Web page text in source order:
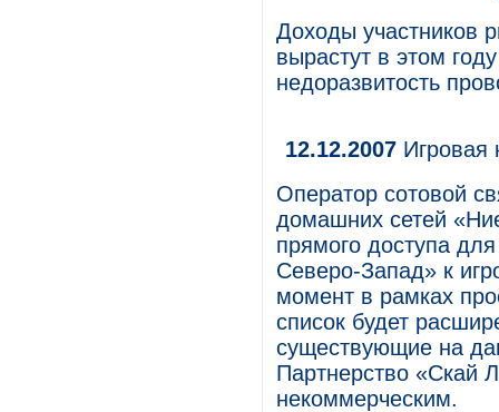
Доходы участников
вырастут в этом
недоразвитость
12.12.2007 Игровая
Оператор сотовой
домашних сетей
прямого доступа
Северо-Запад» к
момент в рамках
список будет
существующие на
Партнерство «Скай
некоммерческим.